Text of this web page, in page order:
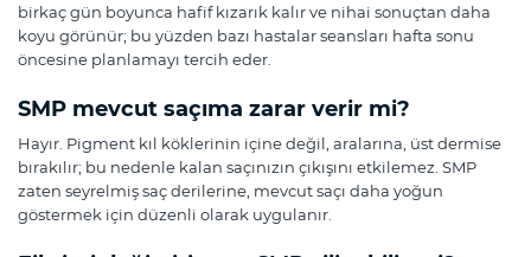
birkaç gün boyunca hafif kızarık kalır ve nihai sonuçtan daha
koyu görünür; bu yüzden bazı hastalar seansları hafta sonu
öncesine planlamayı tercih eder.
SMP mevcut saçıma zarar verir mi?
Hayır. Pigment kıl köklerinin içine değil, aralarına, üst dermise
bırakılır; bu nedenle kalan saçınızın çıkışını etkilemez. SMP
zaten seyrelmiş saç derilerine, mevcut saçı daha yoğun
göstermek için düzenli olarak uygulanır.